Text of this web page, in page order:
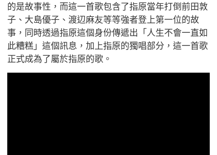
的是故事性，而這一首歌包含了指原當年打倒前田敦
子、大島優子、渡辺麻友等等強者登上第一位的故
事，同時透過指原這個身份傳遞出「人生不會一直如
此糟糕」這個訊息，加上指原的獨唱部分，這一首歌
正式成為了屬於指原的歌。